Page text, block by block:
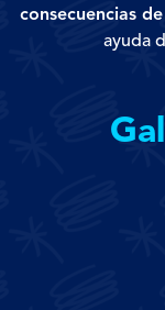
consecuencias
ayuda